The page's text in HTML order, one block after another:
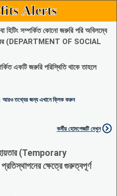
Alerts
হিটিং সম্পর্কিত কোনো জরুরি পরি অবিলম্বে
(DEPARTMENT OF SOCIAL
একটি জরুরি পরিস্থিতি থাকে তাহলে
আরও তথ্যের জন্য এখানে ক্লিক করুন
কর্মীর হোমপেজটি দেখুন
(Temporary
ক্ষেত্রে গুরুত্বপূর্ণ